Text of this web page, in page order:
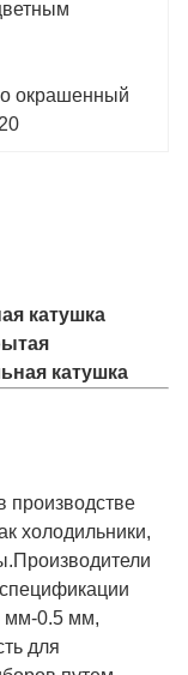
окрашенный
катушка
катушка
производстве
холодильники,
мм-0.5 мм,
для